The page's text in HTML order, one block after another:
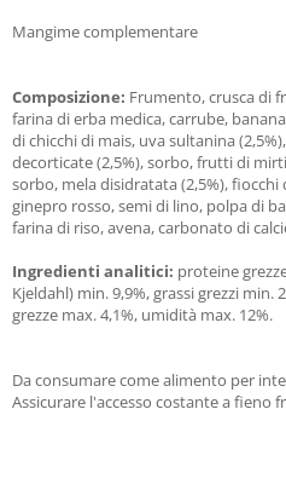
Mangime complementare
Composizione: Frumento, crusca di
farina di erba medica, carrube,
di chicchi di mais, uva sultanina
decorticate (2,5%), sorbo, frutti di
sorbo, mela disidratata (2,5%),
ginepro rosso, semi di lino, polpa di
farina di riso, avena, carbonato di
Ingredienti analitici: proteine
Kjeldahl) min. 9,9%, grassi grezzi min.
grezze max. 4,1%, umidità max. 12%.
Da consumare come alimento per
Assicurare l'accesso costante a fieno